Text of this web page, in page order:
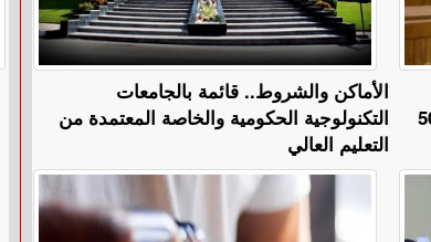
​الأماكن والشروط.. قائمة بالجامعات
التكنولوجية الحكومية والخاصة المعتمدة من
التعليم العالي